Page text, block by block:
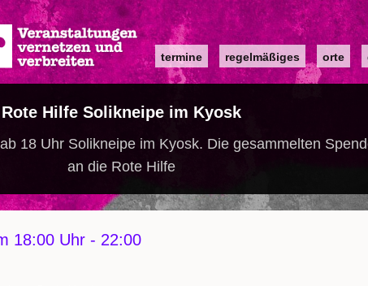
Main
navigation
termine regelmäßiges orte
Rote Hilfe Solikneipe im Kyosk
18 Uhr Solikneipe im Kyosk. Die gesammelten
an die Rote Hilfe
18:00 Uhr - 22:00